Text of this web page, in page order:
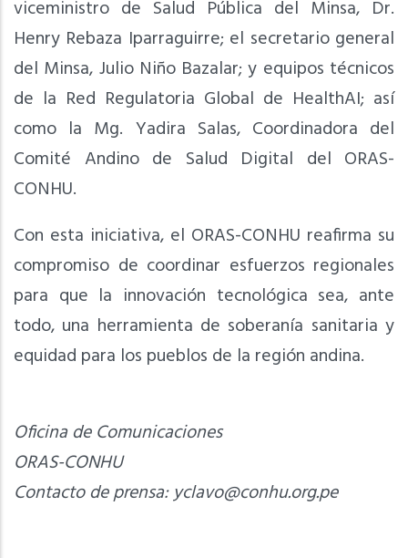
viceministro de Salud Pública del Minsa, Dr.
Henry Rebaza Iparraguirre; el secretario general
del Minsa, Julio Niño Bazalar; y equipos técnicos
de la Red Regulatoria Global de HealthAI; así
como la Mg. Yadira Salas, Coordinadora del
Comité Andino de Salud Digital del ORAS-
CONHU.
Con esta iniciativa, el ORAS-CONHU reafirma su
compromiso de coordinar esfuerzos regionales
para que la innovación tecnológica sea, ante
todo, una herramienta de soberanía sanitaria y
equidad para los pueblos de la región andina.
Oficina de Comunicaciones
ORAS-CONHU
Contacto de prensa:yclavo@conhu.org.pe